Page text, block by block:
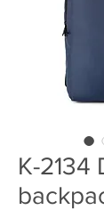
K-2134